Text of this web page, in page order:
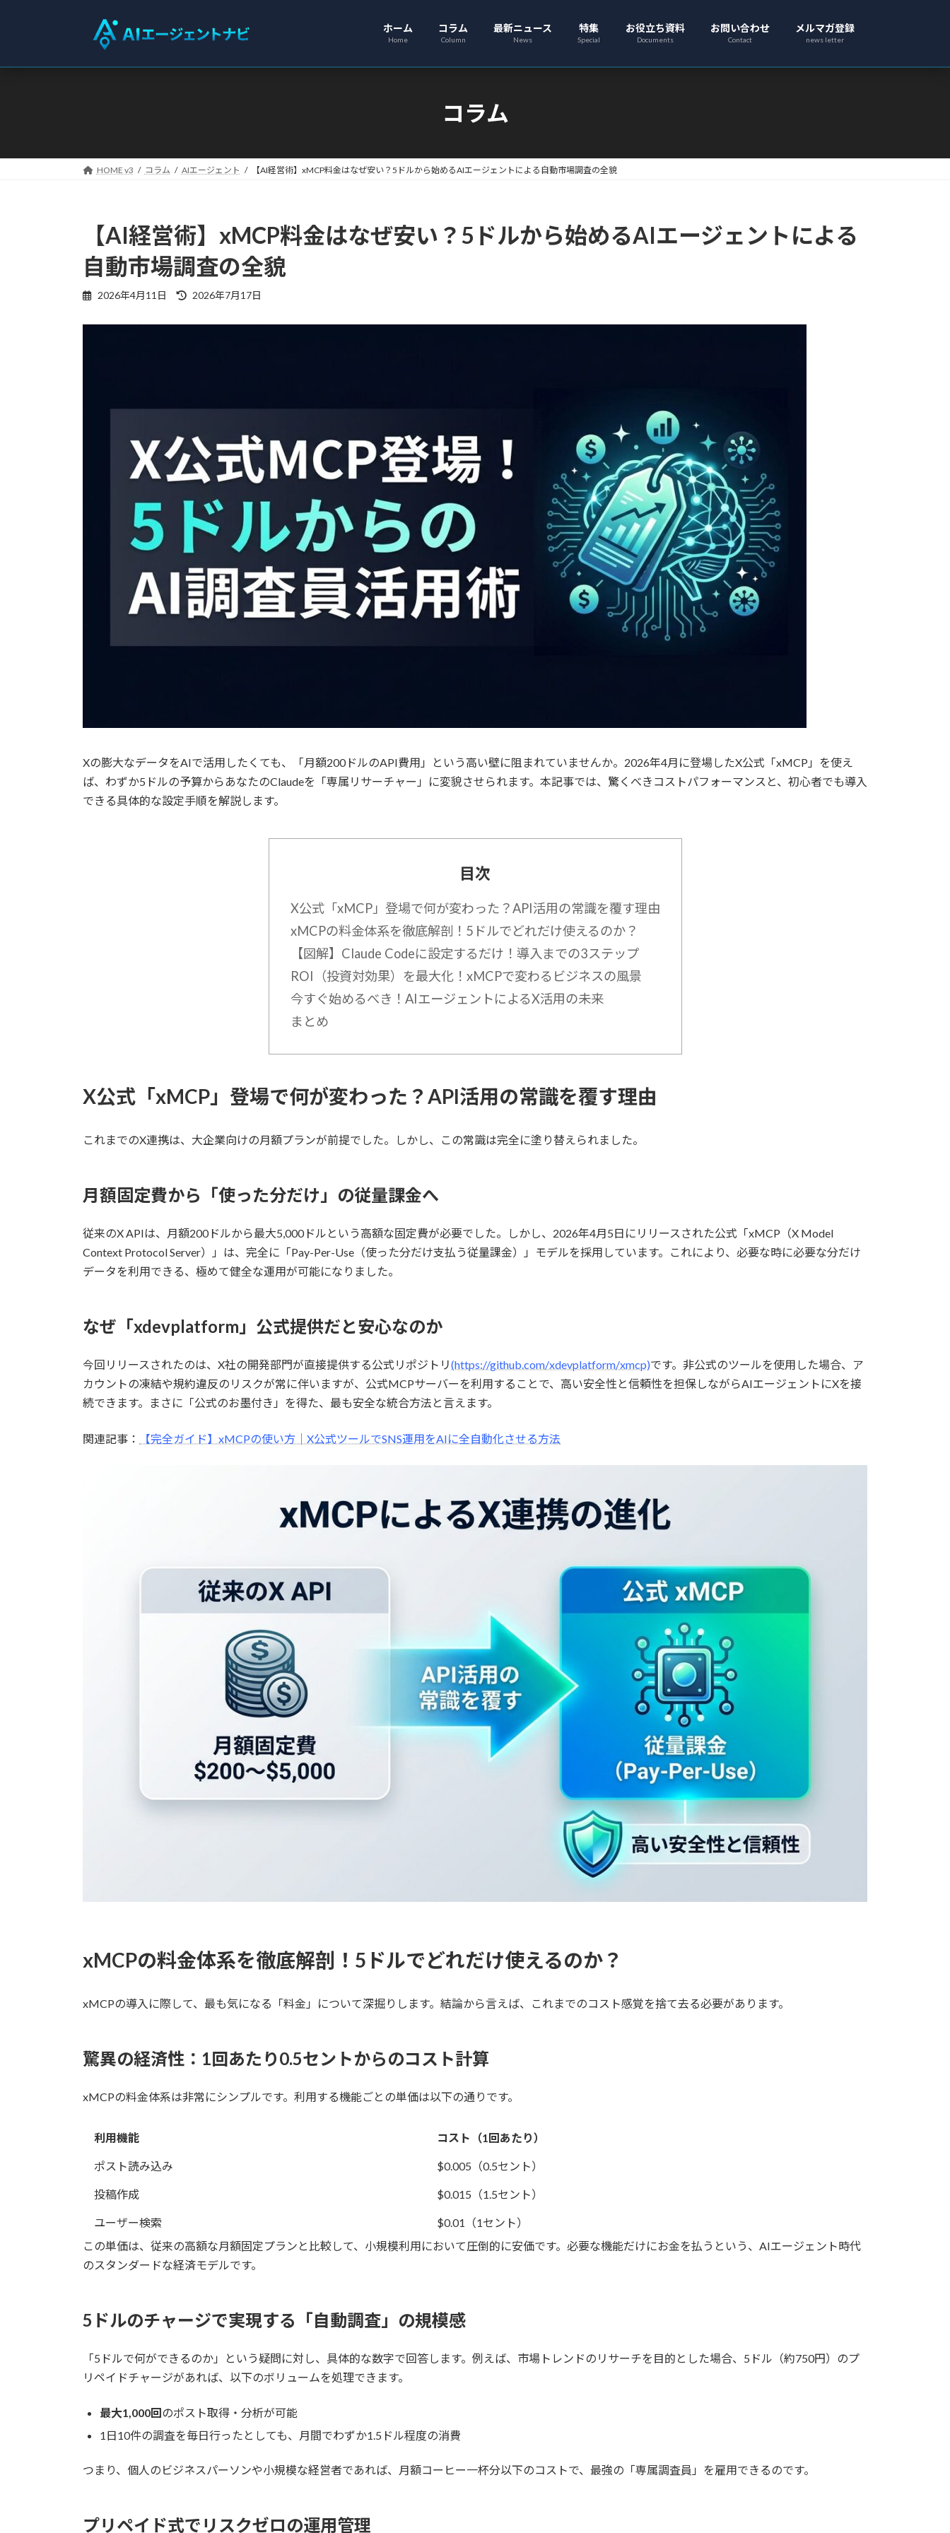
プ
動
ホーム
Home
コラム
Column
最新ニュース
News
特集
Special
お役立ち資料
Documents
お問い合わせ
Contact
メルマガ登録
news letter
コラム
HOME v3 コラム AIエージェント 【AI経営術】xMCP料金はなぜ安い？5ドルから始めるAIエージェントによる自動市場調査の全貌
【AI経営術】xMCP料金はなぜ安い？5ドルから始めるAIエージェントによる
自動市場調査の全貌
2026年4月11日
最
更
2026年7月17日
Xの膨大なデータをAIで活用したくても、「月額200ドルのAPI費用」という高い壁に阻まれていませんか。2026年4月に登場したX公式「xMCP」を使え
ば、わずか5ドルの予算からあなたのClaudeを「専属リサーチャー」に変貌させられます。本記事では、驚くべきコストパフォーマンスと、初心者でも導入
できる具体的な設定手順を解説します。
目次
X公式「xMCP」登場で何が変わった？API活用の常識を覆す理由
xMCPの料金体系を徹底解剖！5ドルでどれだけ使えるのか？
【図解】Claude Codeに設定するだけ！導入までの3ステップ
ROI（投資対効果）を最大化！xMCPで変わるビジネスの風景
今すぐ始めるべき！AIエージェントによるX活用の未来
まとめ
X公式「xMCP」登場で何が変わった？API活用の常識を覆す理由
これまでのX連携は、大企業向けの月額プランが前提でした。しかし、この常識は完全に塗り替えられました。
月額固定費から「使った分だけ」の従量課金へ
従来のX APIは、月額200ドルから最大5,000ドルという高額な固定費が必要でした。しかし、2026年4月5日にリリースされた公式「xMCP（X Model
Context Protocol Server）」は、完全に「Pay-Per-Use（使った分だけ支払う従量課金）」モデルを採用しています。これにより、必要な時に必要な分だけ
データを利用できる、極めて健全な運用が可能になりました。
なぜ「xdevplatform」公式提供だと安心なのか
今回リリースされたのは、X社の開発部門が直接提供する公式リポジトリ(https://github.com/xdevplatform/xmcp)です。非公式のツールを使用した場合、ア
カウントの凍結や規約違反のリスクが常に伴いますが、公式MCPサーバーを利用することで、高い安全性と信頼性を担保しながらAIエージェントにXを接
続できます。まさに「公式のお墨付き」を得た、最も安全な統合方法と言えます。
関連記事： 【完全ガイド】xMCPの使い方｜X公式ツールでSNS運用をAIに全自動化させる方法
xMCPの料金体系を徹底解剖！5ドルでどれだけ使えるのか？
xMCPの導入に際して、最も気になる「料金」について深掘りします。結論から言えば、これまでのコスト感覚を捨て去る必要があります。
驚異の経済性：1回あたり0.5セントからのコスト計算
xMCPの料金体系は非常にシンプルです。利用する機能ごとの単価は以下の通りです。
利用機能 コスト（1回あたり）
ポスト読み込み $0.005（0.5セント）
投稿作成 $0.015（1.5セント）
ユーザー検索
$0.01（1セント）
この単価は、従来の高額な月額固定プランと比較して、小規模利用において圧倒的に安価です。必要な機能だけにお金を払うという、AIエージェント時代
のスタンダードな経済モデルです。
5ドルのチャージで実現する「自動調査」の規模感
「5ドルで何ができるのか」という疑問に対し、具体的な数字で回答します。例えば、市場トレンドのリサーチを目的とした場合、5ドル（約750円）のプ
リペイドチャージがあれば、以下のボリュームを処理できます。
最大1,000回 のポスト取得・分析が可能
1日10件の調査を毎日行ったとしても、月間でわずか1.5ドル程度の消費
つまり、個人のビジネスパーソンや小規模な経営者であれば、月額コーヒー一杯分以下のコストで、最強の「専属調査員」を雇用できるのです。
プリペイド式でリスクゼロの運用管理